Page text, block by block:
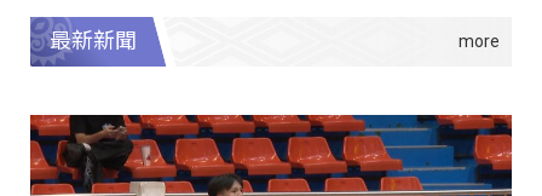
最新新聞